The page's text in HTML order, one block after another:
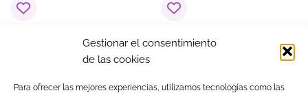
Gestionar el consentimiento
de las cookies
Para ofrecer las mejores experiencias, utilizamos tecnologías como las
Vestido de 15 años
Adriana Rosa Rose
1.600,00
Vestido de 15 años
1.490,00 €